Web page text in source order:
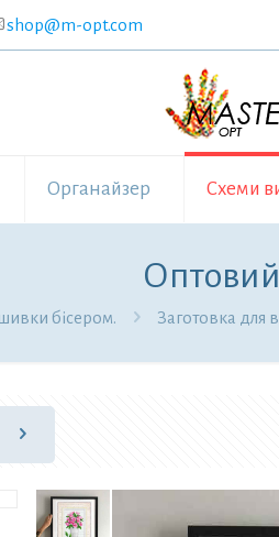
shop@m-opt.com
Органайзер Схеми
бісером. Заготовка